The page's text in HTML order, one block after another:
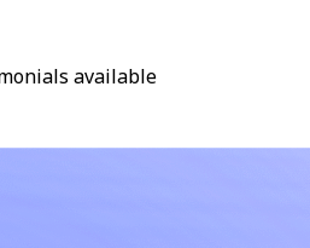
available